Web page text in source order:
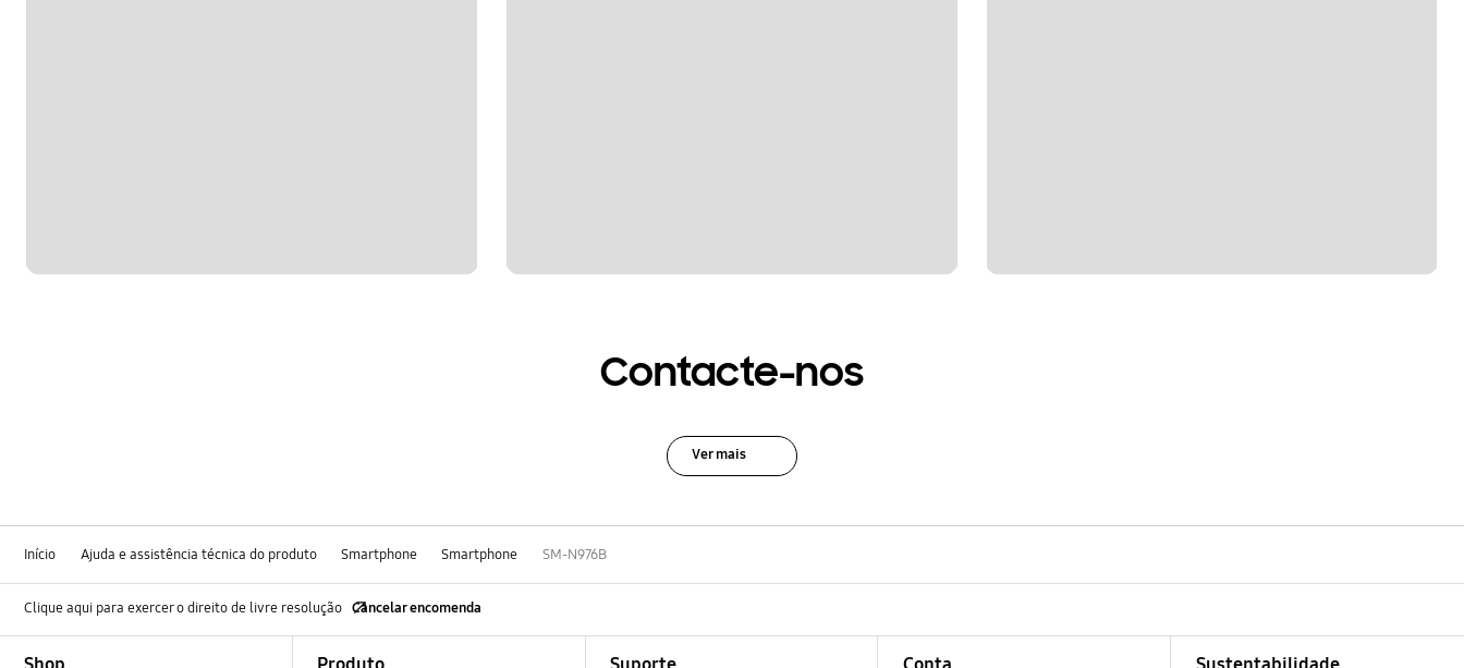
Contacte-nos
Ver mais
Início Ajuda e assistência técnica do produto Smartphone Smartphone SM-N976B
Clique aqui para exercer o direito de livre resolução Cancelar encomenda